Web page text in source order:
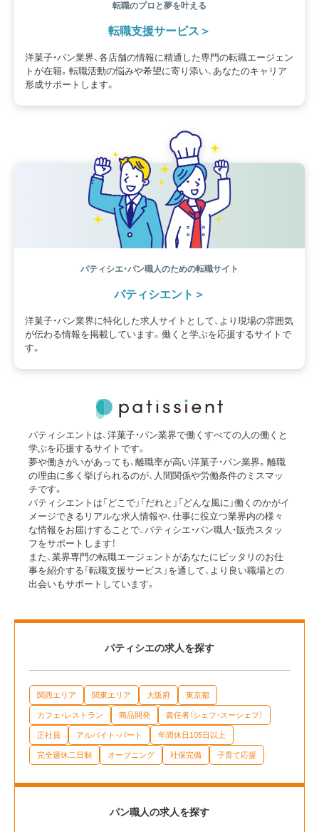
転職のプロと夢を叶える
転職支援サービス
洋菓子・パン業界、各店舗の情報に精通した専門の転職エージェン
トが在籍。転職活動の悩みや希望に寄り添い、あなたのキャリア
形成サポートします。
パティシエ・パン職人のための転職サイト
パティシエント
洋菓子・パン業界に特化した求人サイトとして、より現場の雰囲気
が伝わる情報を掲載しています。働くと学ぶを応援するサイトで
す。
パティシエントは、洋菓子・パン業界で働くすべての人の働くと
学ぶを応援するサイトです。
夢や働きがいがあっても、離職率が高い洋菓子・パン業界。離職
の理由に多く挙げられるのが、人間関係や労働条件のミスマッ
チです。
パティシエントは「どこで」「だれと」「どんな風に」働くのかがイ
メージできるリアルな求人情報や、仕事に役立つ業界内の様々
な情報をお届けすることで、パティシエ・パン職人・販売スタッ
フをサポートします！
また、業界専門の転職エージェントがあなたにピッタリのお仕
事を紹介する「転職支援サービス」を通して、より良い職場との
出会いもサポートしています。
パティシエの求人を探す
関西エリア 関東エリア 大阪府 東京都
カフェ・レストラン 商品開発 責任者（シェフ・スーシェフ）
正社員 アルバイト・パート 年間休日105日以上
完全週休二日制 オープニング 社保完備 子育て応援
パン職人の求人を探す